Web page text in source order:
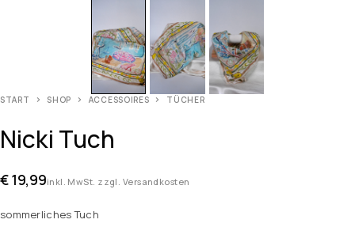
START SHOP ACCESSOIRES TÜCHER
Nicki Tuch
€19,99inkl. MwSt. zzgl. Versandkosten
sommerliches Tuch